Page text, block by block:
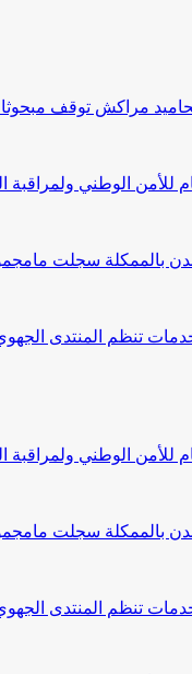
مراكش توقف
للأمن الوطني ولمراقبة
تنظم المنتدى
للأمن الوطني ولمراقبة
تنظم المنتدى